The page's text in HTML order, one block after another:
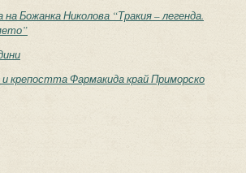
Божанка Николова “Тракия – легенда.
крепостта Фармакида край Приморско